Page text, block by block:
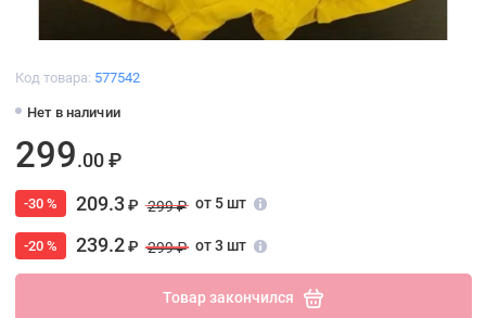
Код товара: 577542
Нет в наличии
299.00 ₽
-30 % 209.3₽ 299 ₽ от 5 шт
-20 % 239.2₽ 299 ₽ от 3 шт
Товар закончился